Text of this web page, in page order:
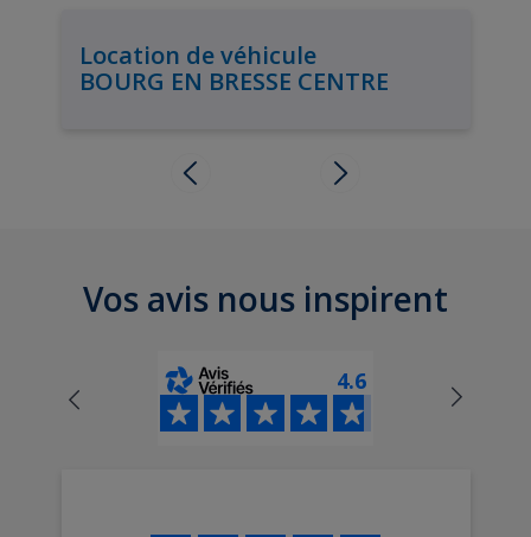
Location de véhicule
BOURG EN BRESSE CENTRE
Vos avis nous inspirent
4.6